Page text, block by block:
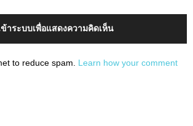
ข้าระบบเพื่อแสดงความคิดเห็น
to reduce spam. Learn how your comment